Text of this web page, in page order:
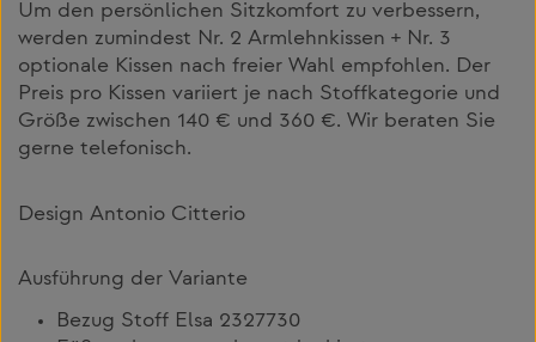
Um den persönlichen Sitzkomfort zu verbessern,
werden zumindest Nr. 2 Armlehnkissen + Nr. 3
optionale Kissen nach freier Wahl empfohlen. Der
Preis pro Kissen variiert je nach Stoffkategorie und
Größe zwischen 140 € und 360 €. Wir beraten Sie
gerne telefonisch.
Design Antonio Citterio
Ausführung der Variante
Bezug Stoff Elsa 2327730